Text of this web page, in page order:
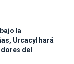
la
Urcacyl hará
del